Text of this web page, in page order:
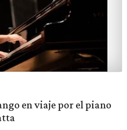
en viaje por el piano